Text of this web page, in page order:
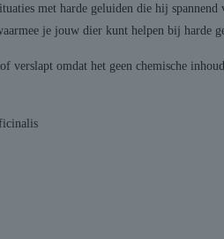
met harde geluiden die hij
je jouw dier kunt helpen bij harde
omdat het geen chemische